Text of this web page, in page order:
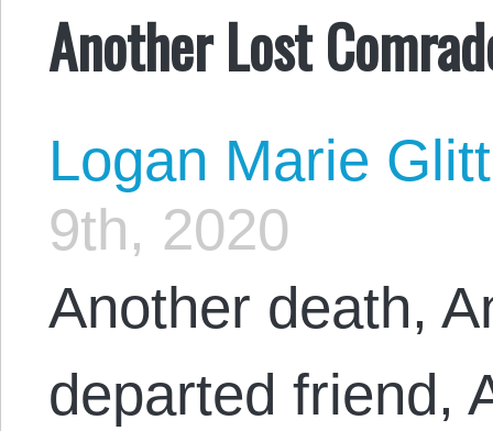
Another Lost
Logan Marie
9th, 2020
Another death,
departed friend,